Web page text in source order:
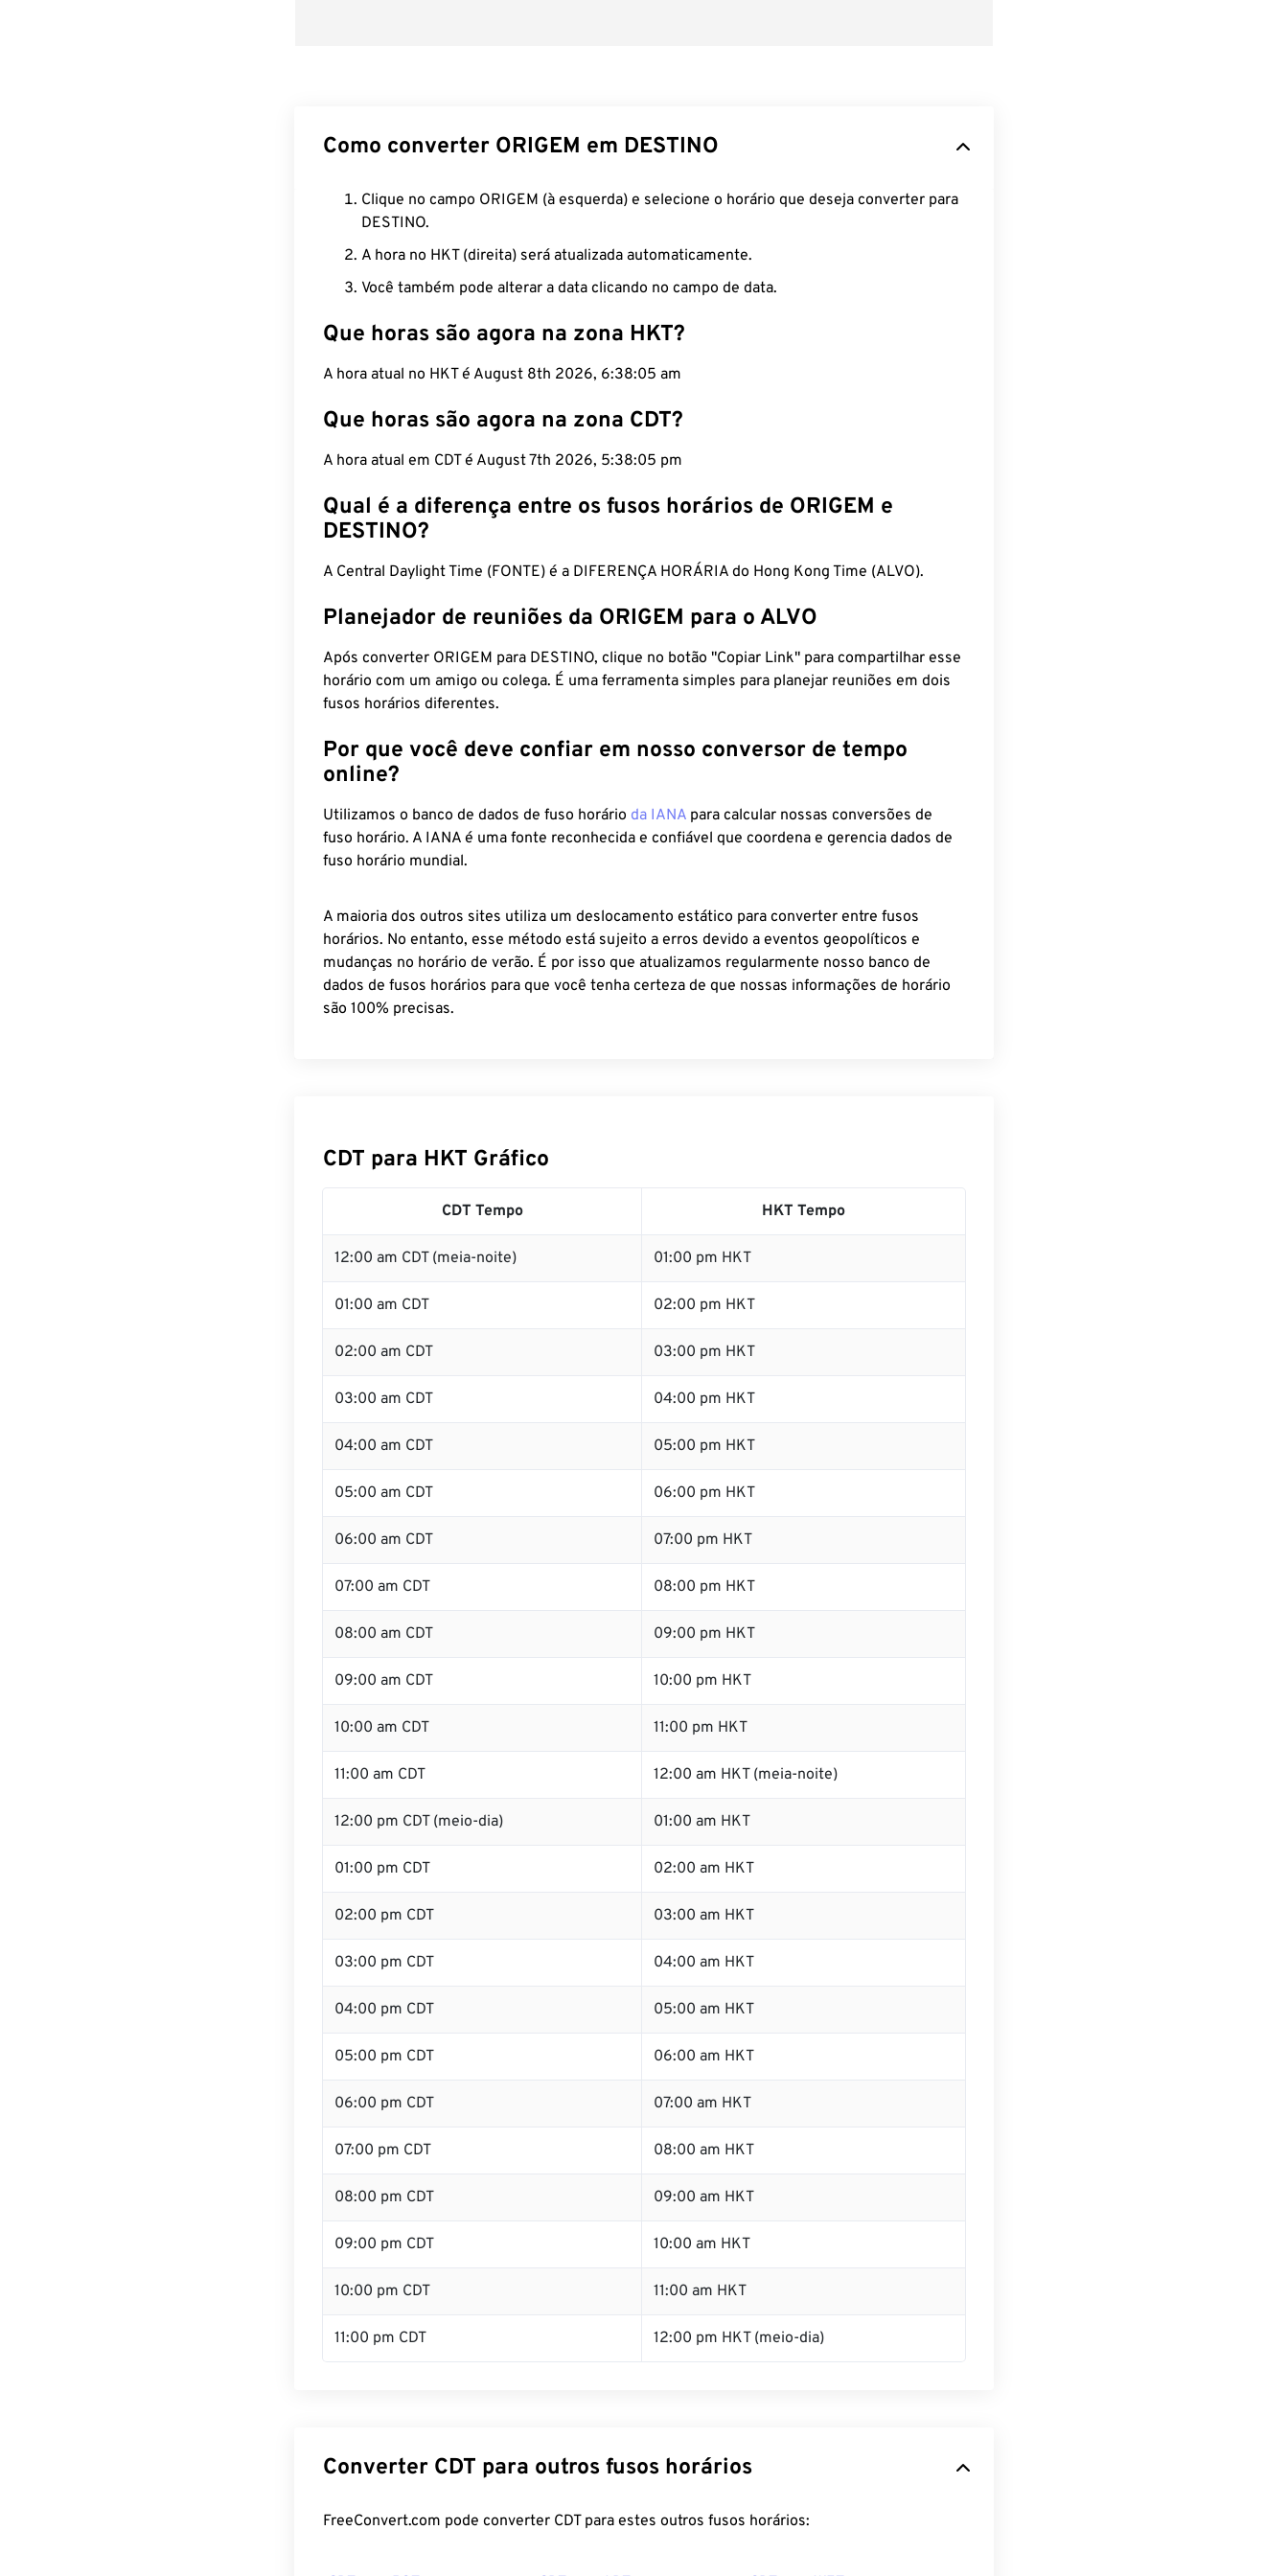
Como converter ORIGEM em DESTINO
Clique no campo ORIGEM (à esquerda) e selecione o horário que deseja converter para
DESTINO.
A hora no HKT (direita) será atualizada automaticamente.
Você também pode alterar a data clicando no campo de data.
Que horas são agora na zona HKT?
A hora atual no HKT é August 8th 2026, 6:38:06 am
Que horas são agora na zona CDT?
A hora atual em CDT é August 7th 2026, 5:38:06 pm
Qual é a diferença entre os fusos horários de ORIGEM e
DESTINO?
A Central Daylight Time (FONTE) é a DIFERENÇA HORÁRIA do Hong Kong Time (ALVO).
Planejador de reuniões da ORIGEM para o ALVO
Após converter ORIGEM para DESTINO, clique no botão "Copiar Link" para compartilhar esse
horário com um amigo ou colega. É uma ferramenta simples para planejar reuniões em dois
fusos horários diferentes.
Por que você deve confiar em nosso conversor de tempo
online?
Utilizamos o banco de dados de fuso horário da IANA para calcular nossas conversões de
fuso horário. A IANA é uma fonte reconhecida e confiável que coordena e gerencia dados de
fuso horário mundial.
A maioria dos outros sites utiliza um deslocamento estático para converter entre fusos
horários. No entanto, esse método está sujeito a erros devido a eventos geopolíticos e
mudanças no horário de verão. É por isso que atualizamos regularmente nosso banco de
dados de fusos horários para que você tenha certeza de que nossas informações de horário
são 100% precisas.
CDT para HKT Gráfico
CDT Tempo HKT Tempo
12:00 am CDT (meia-noite) 01:00 pm HKT
01:00 am CDT 02:00 pm HKT
02:00 am CDT 03:00 pm HKT
03:00 am CDT 04:00 pm HKT
04:00 am CDT 05:00 pm HKT
05:00 am CDT 06:00 pm HKT
06:00 am CDT 07:00 pm HKT
07:00 am CDT 08:00 pm HKT
08:00 am CDT 09:00 pm HKT
09:00 am CDT 10:00 pm HKT
10:00 am CDT 11:00 pm HKT
11:00 am CDT 12:00 am HKT (meia-noite)
12:00 pm CDT (meio-dia) 01:00 am HKT
01:00 pm CDT 02:00 am HKT
02:00 pm CDT 03:00 am HKT
03:00 pm CDT 04:00 am HKT
04:00 pm CDT 05:00 am HKT
05:00 pm CDT 06:00 am HKT
06:00 pm CDT 07:00 am HKT
07:00 pm CDT 08:00 am HKT
08:00 pm CDT 09:00 am HKT
09:00 pm CDT 10:00 am HKT
10:00 pm CDT 11:00 am HKT
11:00 pm CDT 12:00 pm HKT (meio-dia)
Converter CDT para outros fusos horários
FreeConvert.com pode converter CDT para estes outros fusos horários: